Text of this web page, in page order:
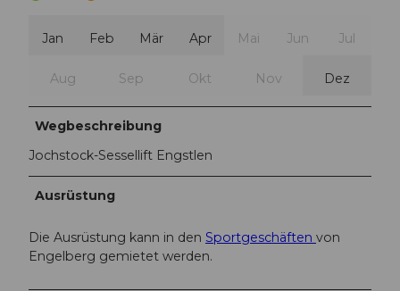
Jan Feb Mär Apr Mai Jun Jul
Aug Sep Okt Nov Dez
Wegbeschreibung
Jochstock-Sessellift Engstlen
Ausrüstung
Die Ausrüstung kann in den Sportgeschäften von
Engelberg gemietet werden.